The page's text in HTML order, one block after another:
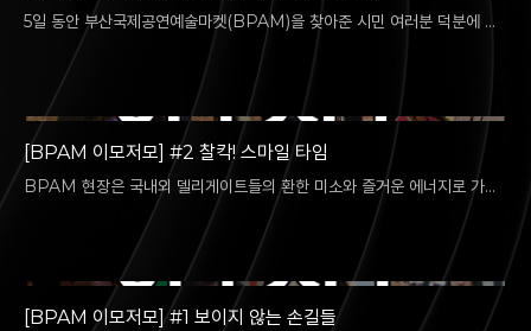
5일 동안 부산국제공연예술마켓(BPAM)을 찾아준 시민 여러분 덕분에 공
연장 한가득 웃음과 음악이 울려 퍼졌습니다✨ 곳곳에서 터진 미소, 반짝이
[BPAM 이모저모] #2 찰칵! 스마일 타임
BPAM 현장은 국내외 델리게이트들의 환한 미소와 즐거운 에너지로 가득
했습니다 ★☆ 함께 웃고, 함께 즐기며 만들어간 시간들 — 그 소중한 미소
[BPAM 이모저모] #1 보이지 않는 손길들